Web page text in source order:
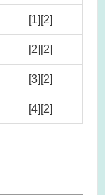
[1][2]
[2][2]
[3][2]
[4][2]